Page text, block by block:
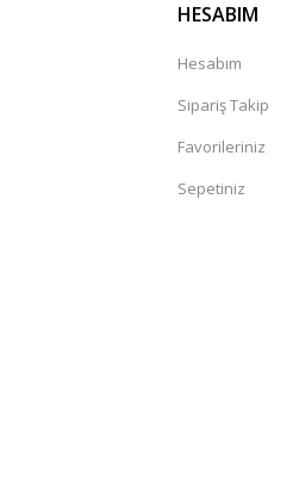
HESABIM
Hesabım
Sipariş Takip
Favorileriniz
Sepetiniz